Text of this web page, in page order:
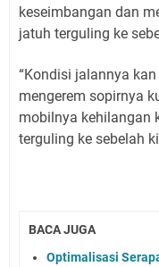
keseimbangan dan
jatuh terguling ke
“Kondisi jalannya
mengerem sopirnya
mobilnya kehilangan
terguling ke sebelah
BACA JUGA
Optimalisasi